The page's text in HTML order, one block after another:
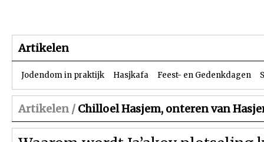
Artikelen
Jodendom in praktijk Hasjkafa Feest- en Gedenkdagen
Artikelen / Chilloel Hasjem, onteren van